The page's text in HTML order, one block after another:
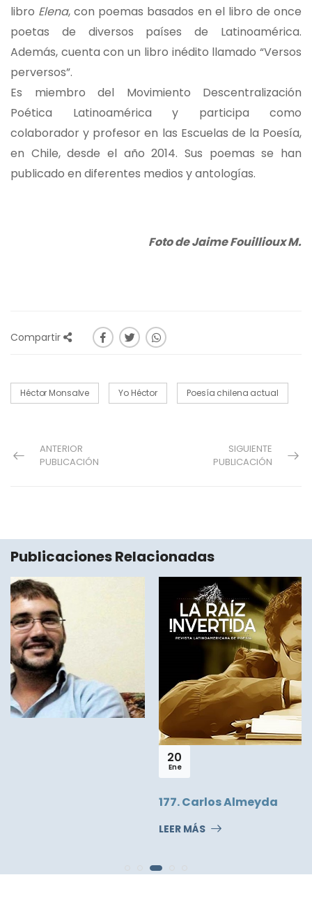
libro Elena, con poemas basados en el libro de once
poetas de diversos países de Latinoamérica.
Además, cuenta con un libro inédito llamado “Versos
perversos”.
Es miembro del Movimiento Descentralización
Poética Latinoamérica y participa como
colaborador y profesor en las Escuelas de la Poesía,
en Chile, desde el año 2014. Sus poemas se han
publicado en diferentes medios y antologías.
Foto de Jaime Fouillioux M.
Compartir
Héctor Monsalve Yo Héctor Poesía chilena actual
ANTERIOR
PUBLICACIÓN
SIGUIENTE
PUBLICACIÓN
Publicaciones Relacionadas